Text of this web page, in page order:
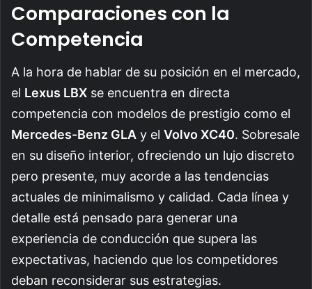
Comparaciones con la
Competencia
A la hora de hablar de su posición en el mercado,
el Lexus LBX se encuentra en directa
competencia con modelos de prestigio como el
Mercedes-Benz GLA y el Volvo XC40. Sobresale
en su diseño interior, ofreciendo un lujo discreto
pero presente, muy acorde a las tendencias
actuales de minimalismo y calidad. Cada línea y
detalle está pensado para generar una
experiencia de conducción que supera las
expectativas, haciendo que los competidores
deban reconsiderar sus estrategias.